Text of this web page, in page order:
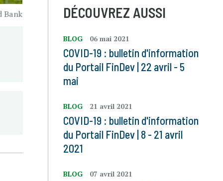
Bank DÉCOUVREZ AUSSI
BLOG 06 mai 2021
COVID-19 : bulletin d'information
du Portail FinDev | 22 avril - 5
mai
BLOG 21 avril 2021
COVID-19 : bulletin d'information
du Portail FinDev | 8 - 21 avril
2021
BLOG 07 avril 2021